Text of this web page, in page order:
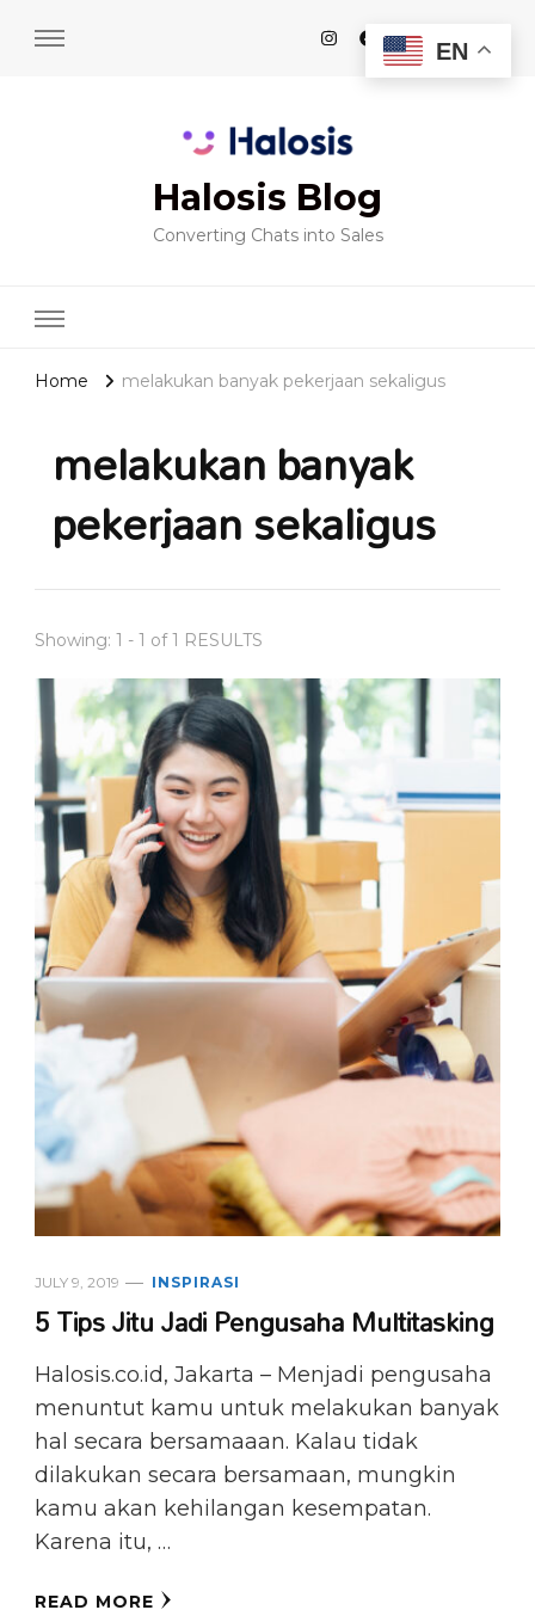
Halosis Blog
Converting Chats into Sales
Home melakukan banyak pekerjaan sekaligus
melakukan banyak
pekerjaan sekaligus
Showing: 1 - 1 of 1 RESULTS
JULY 9, 2019 INSPIRASI
5 Tips Jitu Jadi Pengusaha Multitasking
Halosis.co.id, Jakarta – Menjadi pengusaha
menuntut kamu untuk melakukan banyak
hal secara bersamaaan. Kalau tidak
dilakukan secara bersamaan, mungkin
kamu akan kehilangan kesempatan.
Karena itu, …
READ MORE
EN